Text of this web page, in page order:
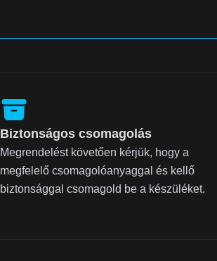
Biztonságos csomagolás
Megrendelést követően kérjük, hogy a
megfelelő csomagolóanyaggal és kellő
biztonsággal csomagold be a készüléket.